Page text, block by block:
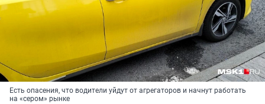
Есть опасения, что водители уйдут от агрегаторов и начнут работать
на «сером» рынке